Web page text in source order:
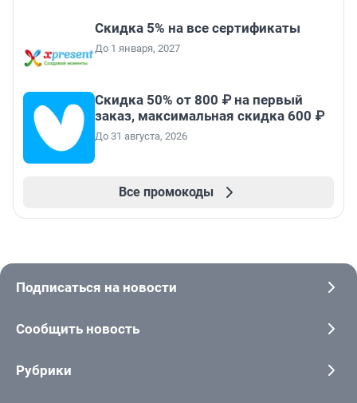
Скидка 5% на все сертификаты
До 1 января, 2027
Скидка 50% от 800 ₽ на первый
заказ, максимальная скидка 600 ₽
До 31 августа, 2026
Все промокоды
Подписаться на новости
Сообщить новость
Рубрики